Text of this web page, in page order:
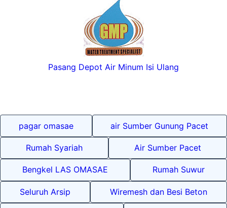
Pasang Depot Air Minum Isi Ulang
pagar omasae air Sumber Gunung Pacet
Rumah Syariah Air Sumber Pacet
Bengkel LAS OMASAE Rumah Suwur
Seluruh Arsip Wiremesh dan Besi Beton